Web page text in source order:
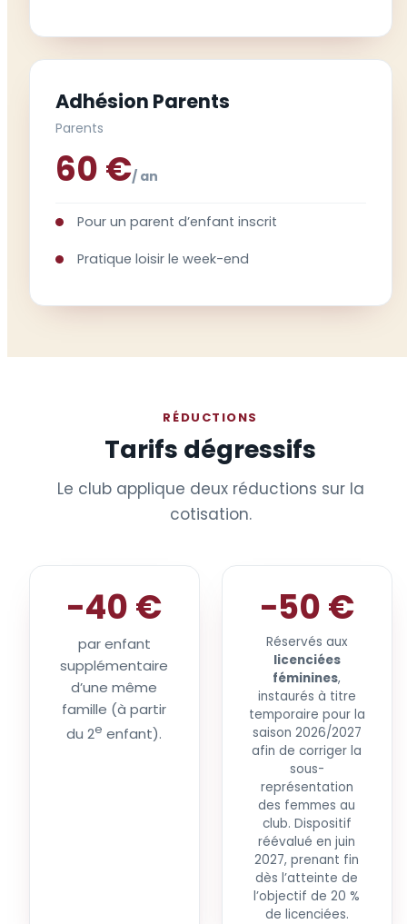
Adhésion Parents
Parents
60 €/ an
Pour un parent d’enfant inscrit
Pratique loisir le week-end
RÉDUCTIONS
Tarifs dégressifs
Le club applique deux réductions sur la
cotisation.
−40 €
par enfant
supplémentaire
d’une même
famille (à partir
du 2e enfant).
−50 €
Réservés aux
licenciées
féminines,
instaurés à titre
temporaire pour la
saison 2026/2027
afin de corriger la
sous-
représentation
des femmes au
club. Dispositif
réévalué en juin
2027, prenant fin
dès l’atteinte de
l’objectif de 20 %
de licenciées.